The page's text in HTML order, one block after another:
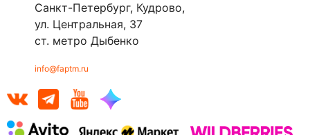
Санкт-Петербург, Кудрово,
ул. Центральная, 37
ст. метро Дыбенко
info@faptm.ru